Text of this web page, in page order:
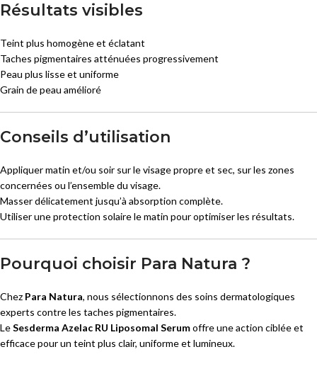
Résultats visibles
Teint plus homogène et éclatant
Taches pigmentaires atténuées progressivement
Peau plus lisse et uniforme
Grain de peau amélioré
Conseils d’utilisation
Appliquer matin et/ou soir sur le visage propre et sec, sur les zones
concernées ou l’ensemble du visage.
Masser délicatement jusqu’à absorption complète.
Utiliser une protection solaire le matin pour optimiser les résultats.
Pourquoi choisir Para Natura ?
Chez Para Natura, nous sélectionnons des soins dermatologiques
experts contre les taches pigmentaires.
LeSesderma Azelac RU Liposomal Serumoffre une action ciblée et
efficace pour un teint plus clair, uniforme et lumineux.